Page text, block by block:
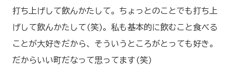
打ち上げして飲んかたして。ちょっとのことでも打ち上
げして飲んかたして(笑)。私も基本的に飲むこと食べる
ことが大好きだから、そういうところがとっても好き。
だからいい町だなって思ってます(笑)